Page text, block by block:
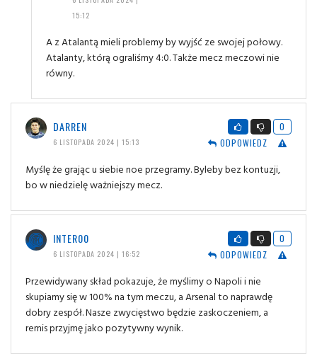
15:12
A z Atalantą mieli problemy by wyjść ze swojej połowy.
Atalanty, którą ograliśmy 4:0. Także mecz meczowi nie
równy.
DARREN
6 LISTOPADA 2024 | 15:13
0
ODPOWIEDZ
Myślę że grając u siebie noe przegramy. Byleby bez kontuzji,
bo w niedzielę ważniejszy mecz.
INTER00
6 LISTOPADA 2024 | 16:52
0
ODPOWIEDZ
Przewidywany skład pokazuje, że myślimy o Napoli i nie
skupiamy się w 100% na tym meczu, a Arsenal to naprawdę
dobry zespół. Nasze zwycięstwo będzie zaskoczeniem, a
remis przyjmę jako pozytywny wynik.